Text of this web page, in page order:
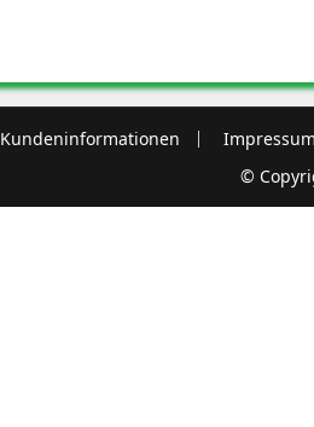
Kundeninformationen Impressum
©